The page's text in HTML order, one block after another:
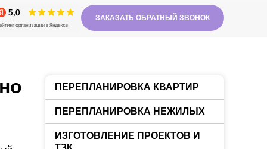
ЗАКАЗАТЬ ОБРАТНЫЙ ЗВОНОК
ПЕРЕПЛАНИРОВКА КВАРТИР
ПЕРЕПЛАНИРОВКА НЕЖИЛЫХ
ИЗГОТОВЛЕНИЕ ПРОЕКТОВ И